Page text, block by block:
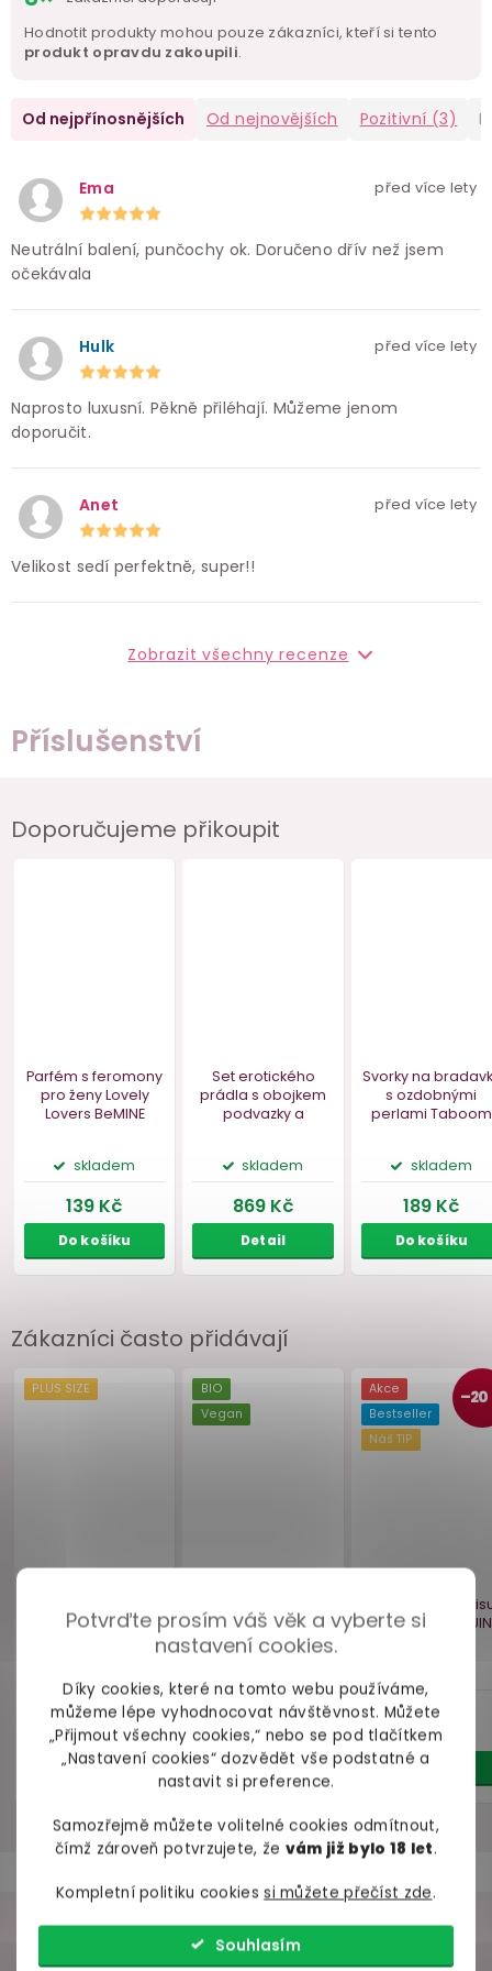
Potvrďte prosím váš věk a vyberte si
nastavení cookies.
Díky cookies, které na tomto webu používáme,
můžeme lépe vyhodnocovat návštěvnost. Můžete
„Přijmout všechny cookies,“ nebo se pod tlačítkem
„Nastavení cookies“ dozvědět vše podstatné a
nastavit si preference.
Samozřejmě můžete volitelné cookies odmítnout,
čímž zároveň potvrzujete, že vám již bylo 18 let.
Kompletní politiku cookiessi můžete přečíst zde.
Souhlasím
Příslušenství
Hodnotit produkty mohou pouze zákazníci, kteří si tento
produkt opravdu zakoupili.
Od nejpřínosnějších Od nejnovějších Pozitivní (3)
Ema před více lety
Neutrální balení, punčochy ok. Doručeno dřív než jsem
očekávala
Hulk před více lety
Naprosto luxusní. Pěkně přiléhají. Můžeme jenom
doporučit.
Anet před více lety
Velikost sedí perfektně, super!!
Zobrazit všechny recenze
Doporučujeme přikoupit
Lovers BeMINE
skladem
Do košíku
podvazky a
Cottelli BONDAGE
skladem
Detail
perlami
Do
Zákazníci často přidávají
Vegan
Bestseller
Náš TIP
VAŠE ZKUŠENOSTI